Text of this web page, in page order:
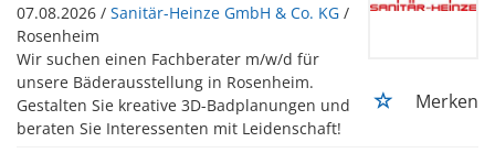
07.08.2026 / Sanitär-Heinze GmbH & Co. KG /
Rosenheim
Wir suchen einen Fachberater m/w/d für
unsere Bäderausstellung in Rosenheim.
Gestalten Sie kreative 3D-Badplanungen und
beraten Sie Interessenten mit Leidenschaft!
Merken